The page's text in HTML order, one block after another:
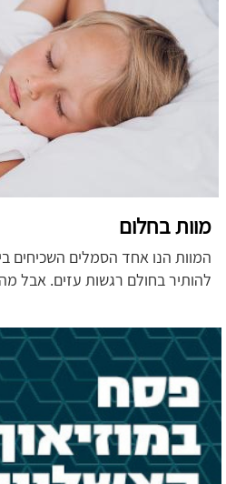
מוות בחלום
המוות הנו אחד הסמלים השכיחים
להותיר בחולם רגשות עזים. אבל